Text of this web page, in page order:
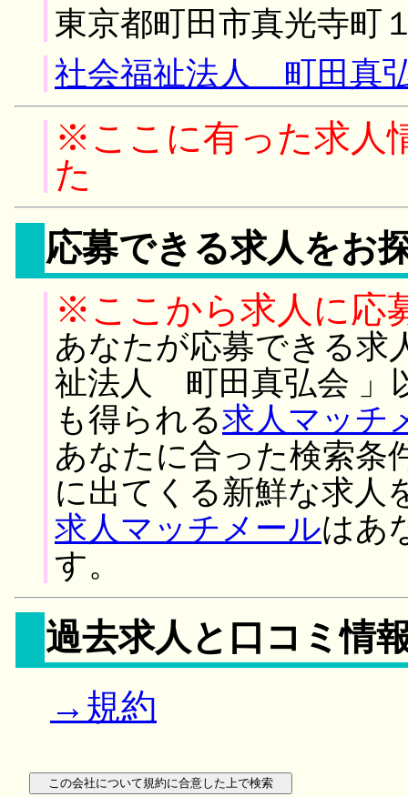
東京都町田市真光寺町
社会福祉法人 町田真
※ここに有った求人
た
応募できる求人をお
※ここから求人に応
あなたが応募できる求
祉法人 町田真弘会 」
も得られる求人マッチ
あなたに合った検索条
に出てくる新鮮な求人
求人マッチメールはあ
す。
過去求人と口コミ情
→規約